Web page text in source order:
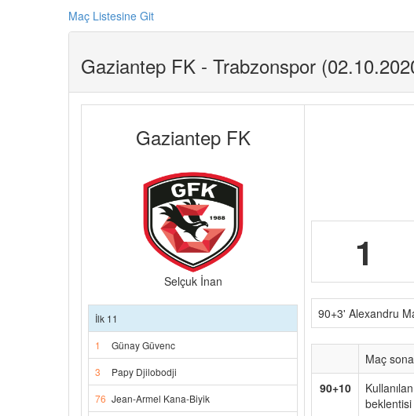
Maç Listesine Git
Gaziantep FK - Trabzonspor
Gaziantep FK
Selçuk İnan
İlk 11
1
Günay Güvenc
3
Papy Djilobodji
76 Jean-Armel Kana-Biyik
1
90+3' Alexandru
Maç
90+10